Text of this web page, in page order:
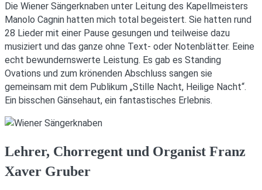
Die Wiener Sängerknaben unter Leitung des Kapellmeisters
Manolo Cagnin hatten mich total begeistert. Sie hatten rund
28 Lieder mit einer Pause gesungen und teilweise dazu
musiziert und das ganze ohne Text- oder Notenblätter. Eeine
echt bewundernswerte Leistung. Es gab es Standing
Ovations und zum krönenden Abschluss sangen sie
gemeinsam mit dem Publikum „Stille Nacht, Heilige Nacht“.
Ein bisschen Gänsehaut, ein fantastisches Erlebnis.
Lehrer, Chorregent und Organist Franz
Xaver Gruber